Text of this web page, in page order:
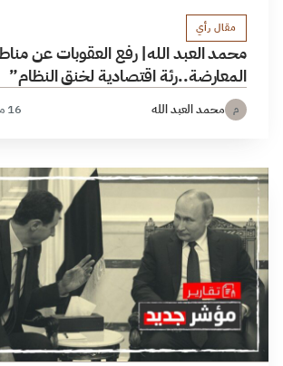
مقال رأي
محمد العبد الله| رفع العقوبات عن
المعارضة..رئة اقتصادية لخنق النظام”
م محمد العبد الله 16 مارس 2022